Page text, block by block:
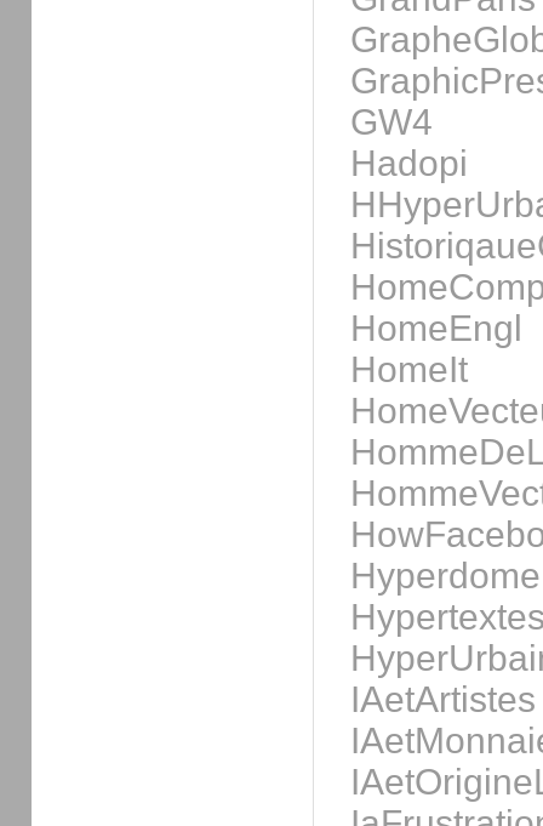
GW4
Hadopi
HomeEngl
HomeIt
Hyperdome
IAetArtistes